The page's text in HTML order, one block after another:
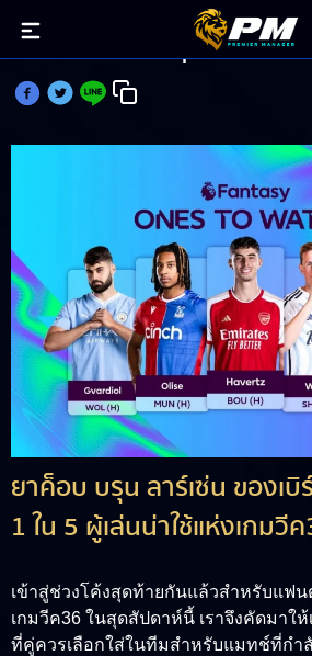
เปิด 5 แข้งน่าใส่ทีมลุย เกมวีค36
ยาค็อบ บรุน ลาร์เซ่น ของเ
1 ใน 5 ผู้เล่นน่าใช้แห่งเกมวี
เข้าสู่ช่วงโค้งสุดท้ายกันแล้วสำหรับแฟ
เกมวีค36 ในสุดสัปดาห์นี้ เราจึงคัดมาใ
ที่คู่ควรเลือกใส่ในทีมสำหรับแมทช์ที่กำ